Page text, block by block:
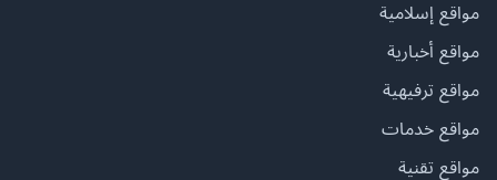
مواقع إسلامية
مواقع أخبارية
مواقع ترفيهية
مواقع خدمات
مواقع تقنية